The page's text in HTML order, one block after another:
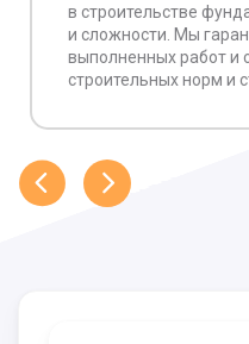
в строительстве
и сложности. Мы
выполненных работ и
строительных норм и